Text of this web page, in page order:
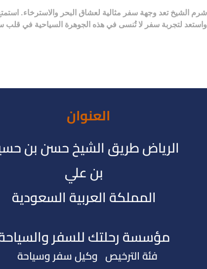
شرم الشيخ تعد وجهة سفر مثالية لعشاق البحر والاسترخاء.
واستعد لتجربة سفر لا تُنسى في هذه الجوهرة السياحية في قلب
العنوان
الرياض طريق الشيخ حسن بن
بن علي
المملكة العربية السعودية
مؤسسة رحلتك للسفر
فئة الترخيص وكيل سفر وسياحة